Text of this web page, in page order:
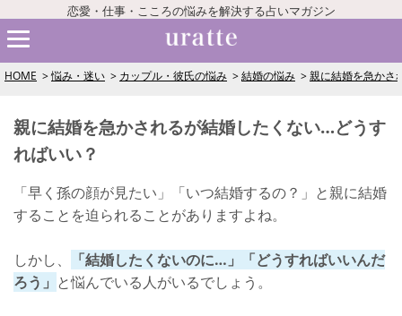
恋愛・仕事・こころの悩みを解決する占いマガジン
HOME 悩み・迷い カップル・彼氏の悩み 結婚の悩み 親に結婚を急かさ
親に結婚を急かされるが結婚したくない…どうす
ればいい？
「早く孫の顔が見たい」「いつ結婚するの？」と親に結婚
することを迫られることがありますよね。
しかし、
「結婚したくないのに…」「どうすればいいんだ
ろう」 と悩んでいる人がいるでしょう。